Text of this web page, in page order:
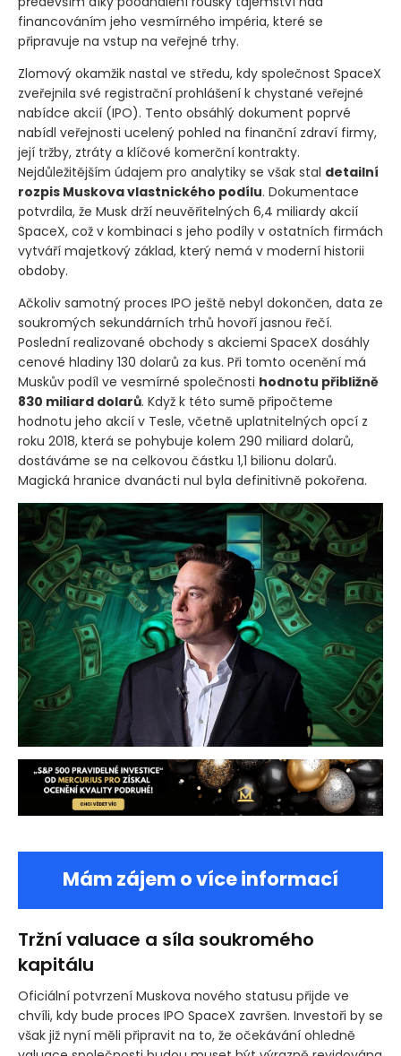
financováním jeho vesmírného impéria, které se
připravuje na vstup na veřejné trhy.
Zlomový okamžik nastal ve středu, kdy společnost SpaceX
zveřejnila své registrační prohlášení k chystané veřejné
nabídce akcií (IPO). Tento obsáhlý dokument poprvé
nabídl veřejnosti ucelený pohled na finanční zdraví firmy,
její tržby, ztráty a klíčové komerční kontrakty.
Nejdůležitějším údajem pro analytiky se však stal detailní
rozpis Muskova vlastnického podílu. Dokumentace
potvrdila, že Musk drží neuvěřitelných 6,4 miliardy akcií
SpaceX, což v kombinaci s jeho podíly v ostatních firmách
vytváří majetkový základ, který nemá v moderní historii
obdoby.
Ačkoliv samotný proces IPO ještě nebyl dokončen, data ze
soukromých sekundárních trhů hovoří jasnou řečí.
Poslední realizované obchody s akciemi SpaceX dosáhly
cenové hladiny 130 dolarů za kus. Při tomto ocenění má
Muskův podíl ve vesmírné společnosti hodnotu přibližně
830 miliard dolarů. Když k této sumě připočteme
hodnotu jeho akcií v Tesle, včetně uplatnitelných opcí z
roku 2018, která se pohybuje kolem 290 miliard dolarů,
dostáváme se na celkovou částku 1,1 bilionu dolarů.
Magická hranice dvanácti nul byla definitivně pokořena.
Mám zájem o více informací
Tržní valuace a síla soukromého
kapitálu
Oficiální potvrzení Muskova nového statusu přijde ve
chvíli, kdy bude proces IPO SpaceX završen. Investoři by se
však již nyní měli připravit na to, že očekávání ohledně